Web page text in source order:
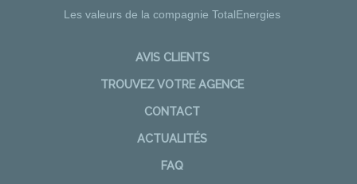
Les valeurs de la compagnie TotalEnergies
AVIS CLIENTS
TROUVEZ VOTRE AGENCE
CONTACT
ACTUALITÉS
FAQ